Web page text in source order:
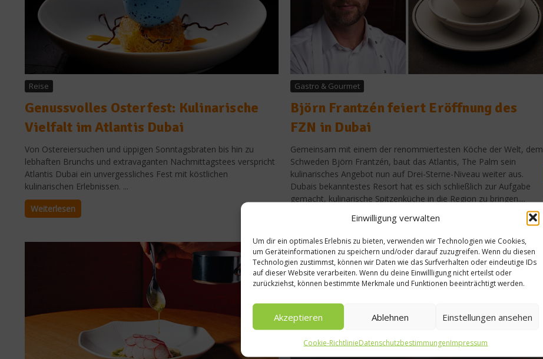
Einwilligung verwalten
Um dir ein optimales Erlebnis zu bieten, verwenden wir Technologien wie Cookies,
um Geräteinformationen zu speichern und/oder darauf zuzugreifen. Wenn du diesen
Technologien zustimmst, können wir Daten wie das Surfverhalten oder eindeutige IDs
auf dieser Website verarbeiten. Wenn du deine Einwillligung nicht erteilst oder
zurückziehst, können bestimmte Merkmale und Funktionen beeinträchtigt werden.
Akzeptieren Ablehnen Einstellungen ansehen
Cookie-RichtlinieDatenschutzbestimmungenImpressum
Reise
Genussvolles Osterfest: Kulinarische
Vielfalt im Atlantis Dubai
Von Ostereiersuchen und üppigen Sonntagsbraten bis hin zu
lebhaften Brunchs und extravaganten Nachmittagstees verspricht
Atlantis Dubai ein unvergessliches Fest mit köstlichen
kulinarischen Erlebnissen. ...
Weiterlesen
Gastro & Gourmet
Björn Frantzén feiert Eröffnung des
FZN in Dubai
Gemeinsam mit einem der renommiertesten Köche der Welt, dem
Schweden Björn Frantzén, baut das Atlantis, The Palm sein
kulinarisches Angebot nun auf Drei-Sterne-Niveau weiter aus.
Dubais bekanntestes Resort hat es sich schließlich zur Aufgabe
gemacht, kulinarische Spitzenküche in die Region zu bringen....
Finalisten des Basque
Culinary World Prize
stehen fest